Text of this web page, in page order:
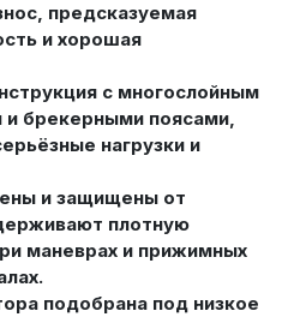
предсказуемая
и хорошая
с многослойным
и брекерными поясами,
нагрузки и
и защищены от
плотную
маневрах и прижимных
подобрана под низкое